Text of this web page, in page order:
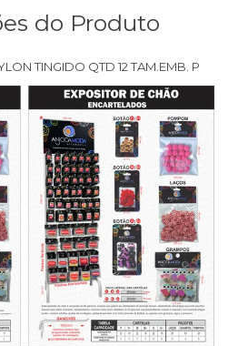
do Produto
TINGIDO QTD 12 TAM.EMB. P